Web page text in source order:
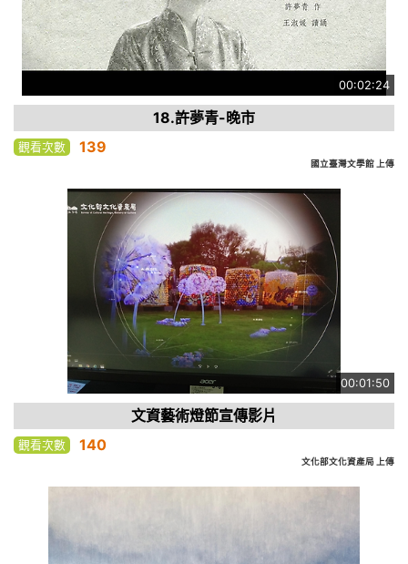
00:02:24
18.許夢青-晚市
觀看次數 139
國立臺灣文學館 上傳
00:01:50
文資藝術燈節宣傳影片
觀看次數 140
文化部文化資產局 上傳